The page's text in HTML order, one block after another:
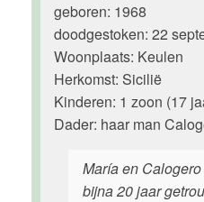
geboren: 1968
doodgestoken: 22
Woonplaats: Keulen
Herkomst: Sicilië
Kinderen: 1 zoon (17
Dader: haar man
María en
bijna 20 jaar